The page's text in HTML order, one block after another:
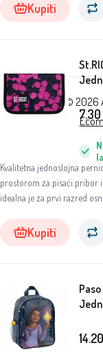
Kupiti
Kvalitetna jednoslojna
prostorom za pisaći pribor
idealna je za prvi razred
7.30
Kupiti
Paso
14.20
© 2026